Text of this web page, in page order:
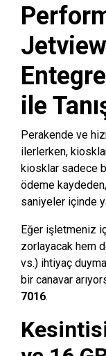
ile
Perakende ve
ilerlerken,
kiosklar sadece
ödeme
saniyeler içinde
Eğer işletmeniz
zorlayacak hem
vs.) ihtiyaç
bir canavar
7016.